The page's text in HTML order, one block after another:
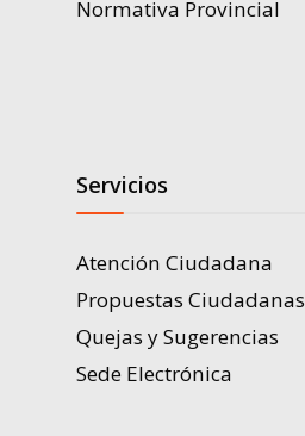
Normativa Provincial
Servicios
Atención Ciudadana
Propuestas Ciudadanas
Quejas y Sugerencias
Sede Electrónica